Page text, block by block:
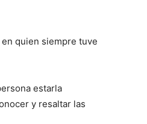
quien siempre tuve
estarla
y re­sal­tar las